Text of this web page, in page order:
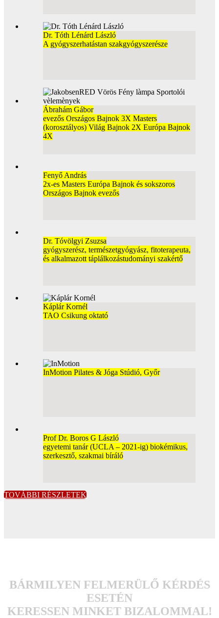
Dr. Tóth Lénárd László
A gyógyszerhatástan szakgyógyszerésze
Ábrahám Gábor
evezős Országos Bajnok 3X Masters
(korosztályos) Világ Bajnok 2X Európa Bajnok
4X
Fenyő András
2x-es Masters Európa Bajnok és sokszoros
Országos Bajnok evezős
Dr. Tóvölgyi Zsuzsa
gyógyszerész, természetgyógyász, fitoterapeuta,
és alkalmazott táplálkozástudományi szakértő
Káplár Kornél
TAO Csikung oktató
InMotion Pilates & Jóga Stúdió, Győr
Prof Dr. Boros G László
egyetemi tanár (UCLA – 2021-ig) biokémikus,
szerkesztő, szakmai bíráló
TOVÁBBI RÉSZLETEK
BÁRMILYEN FELMERÜLŐ KÉRDÉS
ESETÉN
KERESSEN MINKET BIZALOMMAL!